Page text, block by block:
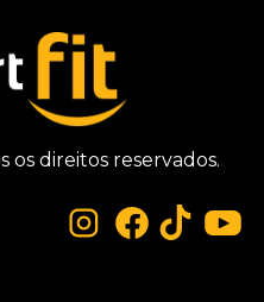
os direitos reservados.